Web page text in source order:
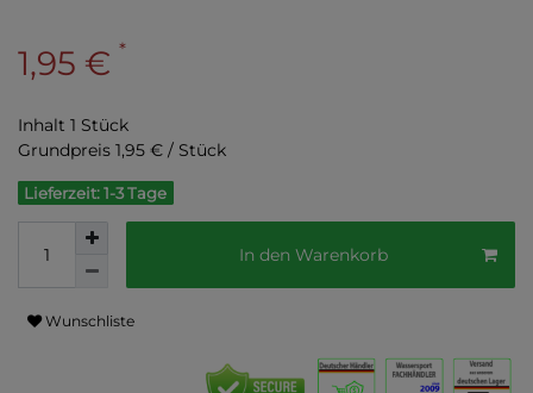
1,95 € *
Inhalt 1 Stück
Grundpreis 1,95 € / Stück
Lieferzeit: 1-3 Tage
In den Warenkorb
Wunschliste